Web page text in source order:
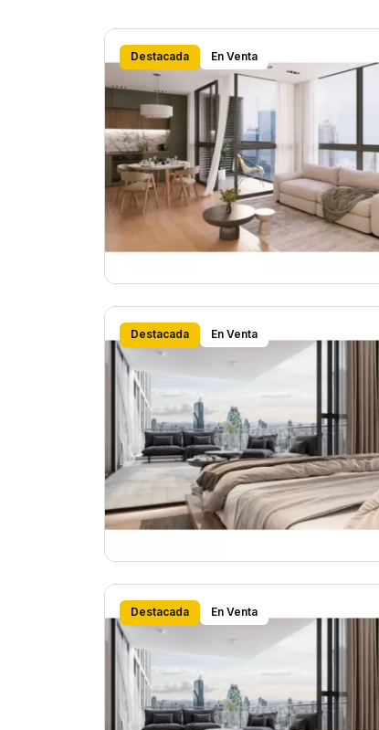
Destacada En Venta
Destacada En Venta
Destacada En Venta